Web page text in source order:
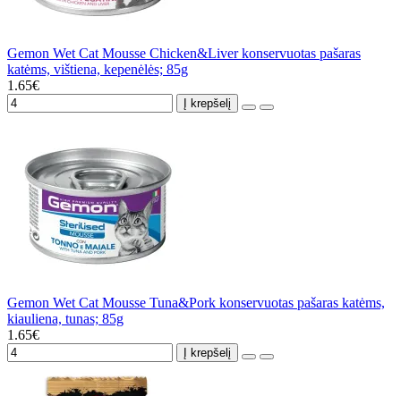
Gemon Wet Cat Mousse Chicken&Liver konservuotas pašaras
katėms, vištiena, kepenėlės; 85g
1.65€
Į krepšelį
Gemon Wet Cat Mousse Tuna&Pork konservuotas pašaras katėms,
kiauliena, tunas; 85g
1.65€
Į krepšelį